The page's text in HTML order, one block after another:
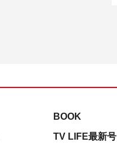
BOOK
TV LIFE最新号